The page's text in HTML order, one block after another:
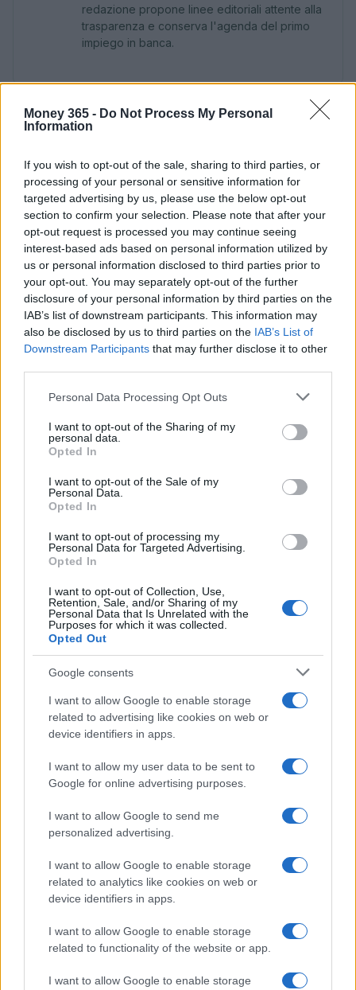
Money 365 - Do Not Process My Personal
Information
If you wish to opt-out of the sale, sharing to third parties, or
processing of your personal or sensitive information for
targeted advertising by us, please use the below opt-out
section to confirm your selection. Please note that after your
opt-out request is processed you may continue seeing
interest-based ads based on personal information utilized by
us or personal information disclosed to third parties prior to
your opt-out. You may separately opt-out of the further
disclosure of your personal information by third parties on the
IAB’s list of downstream participants. This information may
also be disclosed by us to third parties on the IAB’s List of
Downstream Participants that may further disclose it to other
Please note that this website/app uses one or more Google
not limited to your visit or usage behaviour. You may click to
grant or deny consent to Google and its third-party tags to
use your data for below specified purposes in below Google
consent section.
Personal Data Processing Opt Outs
I want to opt-out of the Sharing of my
personal data.
Opted In
I want to opt-out of the Sale of my
Personal Data.
Opted In
I want to opt-out of processing my
Personal Data for Targeted Advertising.
Opted In
I want to opt-out of Collection, Use,
Retention, Sale, and/or Sharing of my
Personal Data that Is Unrelated with the
Purposes for which it was collected.
Opted Out
Google consents
I want to allow Google to enable storage
related to advertising like cookies on web or
device identifiers in apps.
I want to allow my user data to be sent to
Google for online advertising purposes.
I want to allow Google to send me
personalized advertising.
I want to allow Google to enable storage
related to analytics like cookies on web or
device identifiers in apps.
I want to allow Google to enable storage
related to functionality of the website or app.
I want to allow Google to enable storage
redazione propone linee editoriali attente alla
trasparenza e conserva l'agenda del primo
impiego in banca.
Continua a leggere
CREDITO
Il nuovo Patto per lo sviluppo sostenibile in Emilia-
Romagna: lavoro, clima ed economia sociale
CREDITO